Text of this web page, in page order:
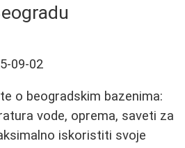
09-02
o beogradskim bazenima:
vode, oprema, saveti za
iskoristiti svoje